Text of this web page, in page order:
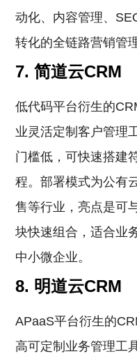
动化、内容管理、
转化的全链路营销管理
7. 简道云CRM
低代码平台衍生的
业灵活定制客户管理
门槛低，可快速搭建
程。部署模式为公有
售等行业，亮点是可
块快速组合，适合业
中小微企业。
8. 明道云CRM
APaaS平台衍生的
高可定制业务管理工